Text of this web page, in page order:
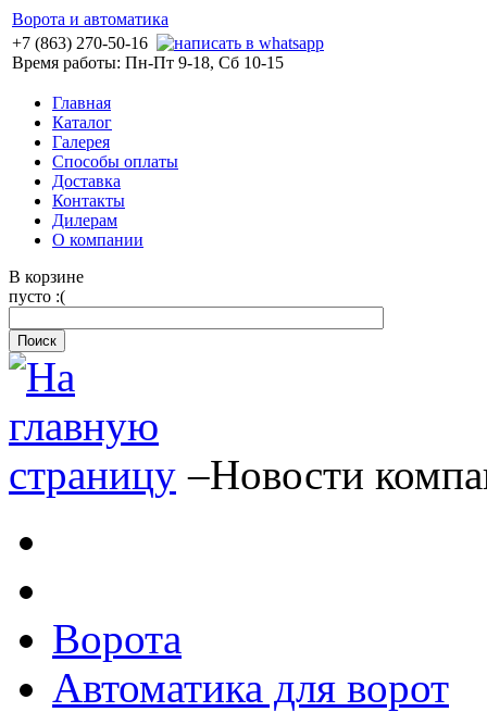
Ворота и автоматика
+7 (863) 270-50-16
Время работы: Пн-Пт 9-18, Сб 10-15
Главная
Каталог
Галерея
Способы оплаты
Доставка
Контакты
Дилерам
О компании
В корзине
пусто :(
–Новости
Ворота
Автоматика для ворот